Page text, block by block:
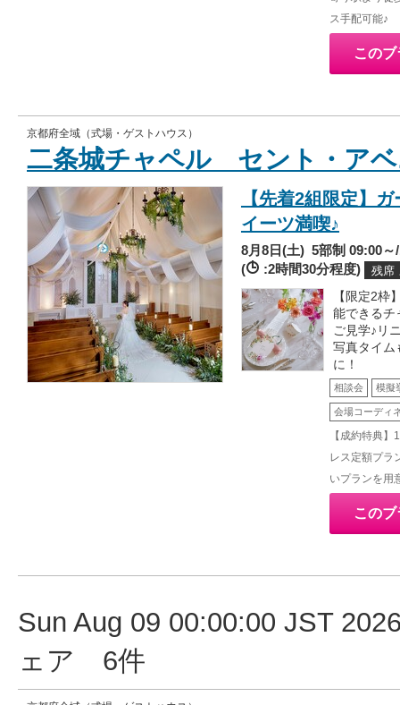
ス手配可能♪
この
京都府全域（式場・ゲストハウス）
二条城チャペル セント・ア
【先着2組限定】
イーツ満喫♪
8月8日(土)5部制 09:00～/
(
:2時間30分程度) 残
【限定2枠
能できるチ
ご見学♪リ
写真タイム
に！
相談会 模擬
会場コーディ
【成約特典
レス定額プラ
いプランを用
この
Sun Aug 09 00:00:00 JST
ェア 6件